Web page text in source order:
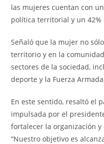
las mujeres cuentan con
política territorial y un 42%
Señaló que la mujer no
territorio y en la
sectores de la sociedad,
deporte y la Fuerza
En este sentido, resaltó el
impulsada por el
fortalecer la organización
“Nuestro objetivo es